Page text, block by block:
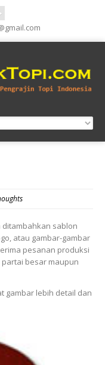
ditambahkan sablon
atau gambar-gambar
pesanan produksi
besar maupun
gambar lebih detail dan